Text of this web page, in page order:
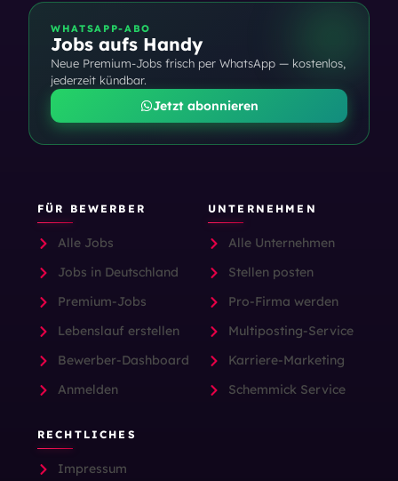
WHATSAPP-ABO
Jobs aufs Handy
Neue Premium-Jobs frisch per WhatsApp — kostenlos,
jederzeit kündbar.
Jetzt abonnieren
FÜR BEWERBER
Alle Jobs
Jobs in Deutschland
Premium-Jobs
Lebenslauf erstellen
Bewerber-Dashboard
Anmelden
UNTERNEHMEN
Alle Unternehmen
Stellen posten
Pro-Firma werden
Multiposting-Service
Karriere-Marketing
Schemmick Service
RECHTLICHES
Impressum